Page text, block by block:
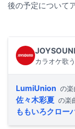
後の予定について
カラオケ歌
LumiUnion の
佐々木彩夏 の楽
ももいろクロー